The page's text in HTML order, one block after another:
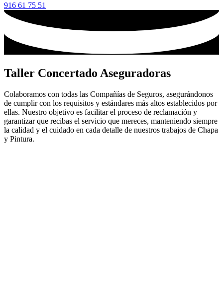
916 61 75 51
Taller Concertado Aseguradoras
Colaboramos con todas las Compañías de Seguros, asegurándonos
de cumplir con los requisitos y estándares más altos establecidos por
ellas. Nuestro objetivo es facilitar el proceso de reclamación y
garantizar que recibas el servicio que mereces, manteniendo siempre
la calidad y el cuidado en cada detalle de nuestros trabajos de Chapa
y Pintura.